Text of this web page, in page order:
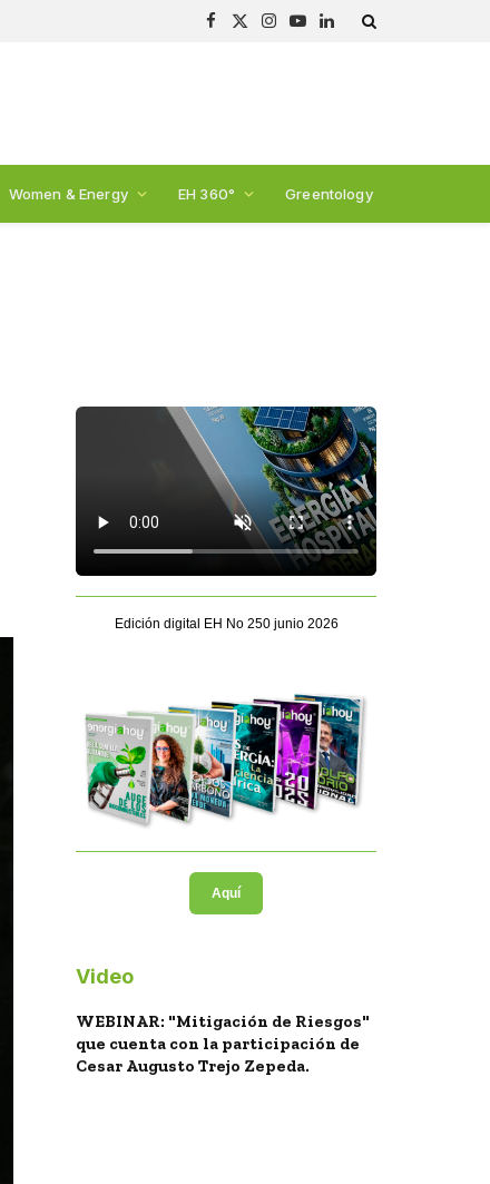
Facebook
X
Instagram
YouTubeLinkedIn
Women & Energy EH 360° Greentology
Edición digital EH No 250 junio 2026
Aquí
Video
WEBINAR: "Mitigación de Riesgos"
que cuenta con la participación de
Cesar Augusto Trejo Zepeda.